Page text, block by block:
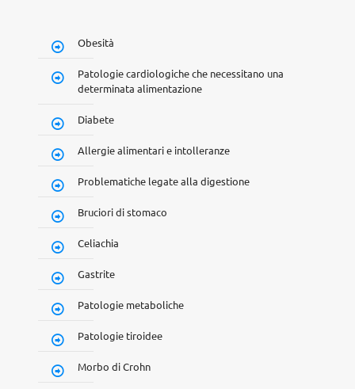
Obesità
Patologie cardiologiche che necessitano una
determinata alimentazione
Diabete
Allergie alimentari e intolleranze
Problematiche legate alla digestione
Bruciori di stomaco
Celiachia
Gastrite
Patologie metaboliche
Patologie tiroidee
Morbo di Crohn